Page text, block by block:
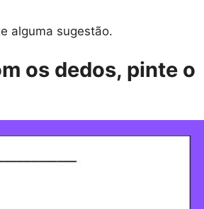
alguma sugestão.
os dedos, pinte o